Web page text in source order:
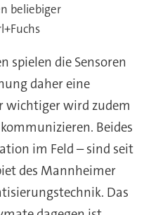
beliebiger
spielen die Sensoren
daher eine
wichtiger wird zudem
Beides
im Feld – sind seit
des Mannheimer
Das